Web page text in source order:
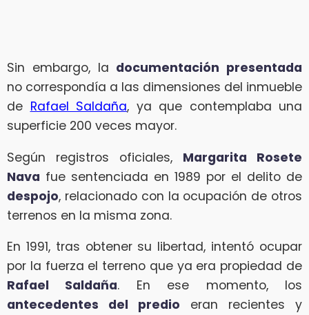
Sin embargo, la documentación presentada
no correspondía a las dimensiones del inmueble
de Rafael Saldaña, ya que contemplaba una
superficie 200 veces mayor.
Según registros oficiales, Margarita Rosete
Nava fue sentenciada en 1989 por el delito de
despojo, relacionado con la ocupación de otros
terrenos en la misma zona.
En 1991, tras obtener su libertad, intentó ocupar
por la fuerza el terreno que ya era propiedad de
Rafael Saldaña. En ese momento, los
antecedentes del predio eran recientes y